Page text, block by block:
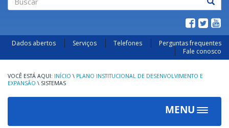
Dados abertos Serviços Telefones
Perguntas frequentes
Fale conosco
INÍCIO \ PLANO INSTITUCIONAL DE DESENVOLVIMENTO E
EXPANSÃO \ SISTEMAS
MENU
Toggle